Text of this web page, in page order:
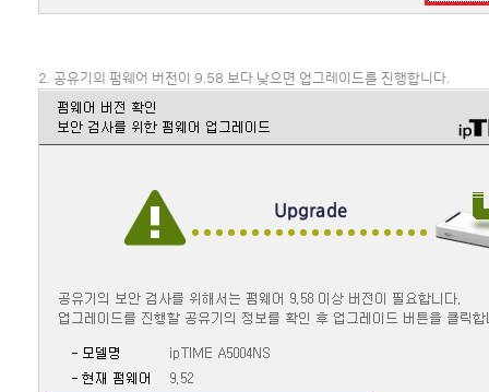
2. 공유기의 펌웨어 버전이 9.58 보다 낮으면 업그레이드를 진행합니다.